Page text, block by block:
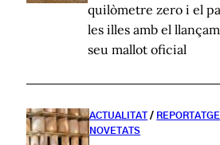
quilòmetre zero i el
les illes amb el
seu mallot oficial
ACTUALITAT /
NOVETATS